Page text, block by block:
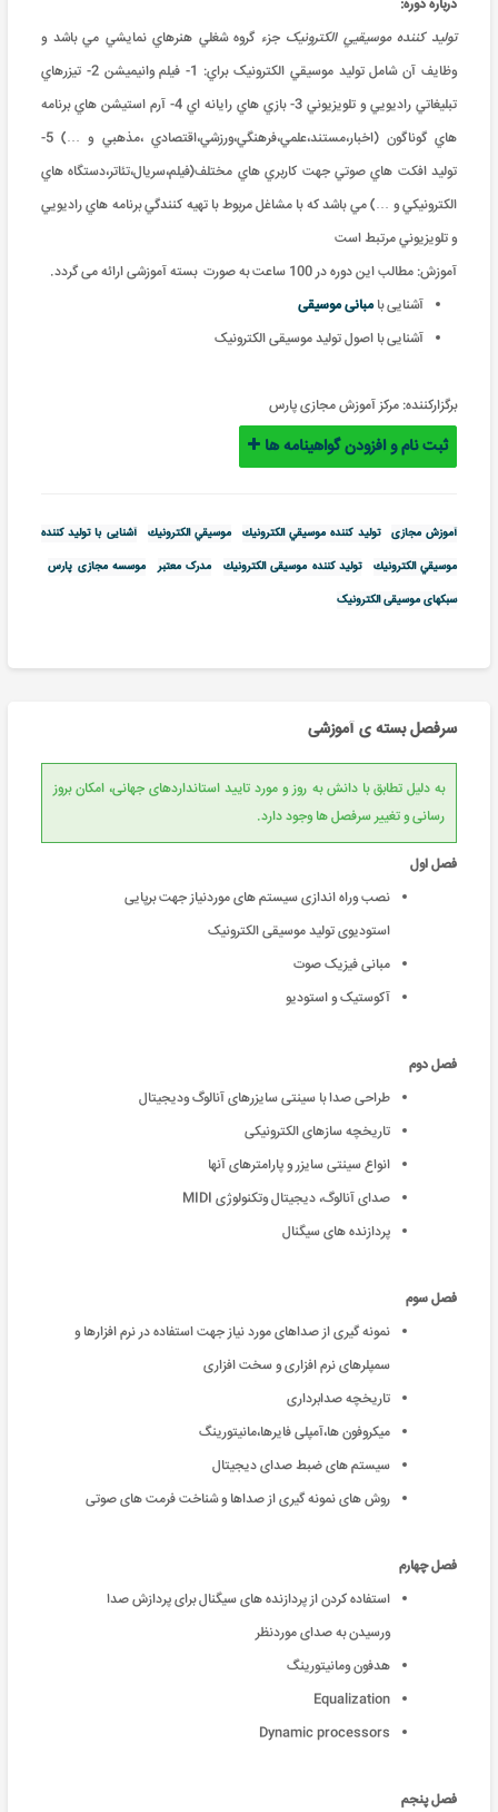
درباره دوره:
توليد کننده موسيقیي الکترونيک جزء گروه شغلي هنرهاي نمايشي مي باشد و
وظايف آن شامل توليد موسيقي الکترونيک براي: 1- فيلم وانيميشن 2- تيزرهاي
تبليغاتي راديويي و تلويزيوني 3- بازي هاي رايانه اي 4- آرم استيشن هاي برنامه
هاي گوناگون (اخبار،مستند،علمي،فرهنگي،ورزشي،اقتصادي ،مذهبي و …) 5-
توليد افکت هاي صوتي جهت کاربري هاي مختلف(فيلم،سريال،تئاتر،دستگاه هاي
الکترونيکي و …) مي باشد که با مشاغل مربوط با تهيه کنندگي برنامه هاي راديويي
و تلويزيوني مرتبط است
آموزش: مطالب این دوره در 100 ساعت به صورت بسته آموزشی ارائه می گردد
.
آشنایی بامبانی موسیقی
آشنایی با اصول تولید موسیقی الکترونیک
برگزارکننده: مرکز آموزش مجازی پارس
ثبت نام و افزودن گواهینامه ها
آموزش مجازی توليد كننده موسيقي الكترونيك موسيقي الكترونيك
آشنایی با توليد كننده
موسيقي الكترونيك
تولید كننده موسیقی الكترونیك مدرک معتبر
موسسه مجازی پارس
سبکهای موسیقی الکترونیک
سرفصل بسته ی آموزشی
به دلیل تطابق با دانش به روز و مورد تایید استانداردهای جهانی، امکان بروز
رسانی و تغییر سرفصل ها وجود دارد.
فصل اول
نصب وراه اندازی سیستم های موردنیاز جهت برپایی
استودیوی تولید موسیقی الکترونیک
مبانی فیزیک صوت
آکوستیک و استودیو
فصل دوم
طراحی صدا با سینتی سایزرهای آنالوگ ودیجیتال
تاریخچه سازهای الکترونیکی
انواع سینتی سایزر و پارامترهای آنها
صدای آنالوگ، دیجیتال وتکنولوژی
پردازنده های سیگنال
فصل سوم
نمونه گیری از صداهای مورد نیاز جهت استفاده در نرم افزارها و
سمپلرهای نرم افزاری و سخت افزاری
تاریخچه صدابرداری
میکروفون ها،آمپلی فایرها،مانیتورینگ
سیستم های ضبط صدای دیجیتال
روش های نمونه گیری از صداها و شناخت فرمت های صوتی
فصل چهارم
استفاده کردن از پردازنده های سیگنال برای پردازش صدا
ورسیدن به صدای موردنظر
هدفون ومانیتورینگ
Equalization
Dynamic processors
فصل پنجم